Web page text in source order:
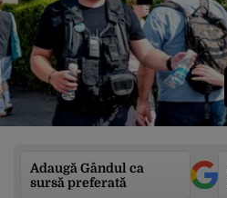
Adaugă Gândul ca
sursă preferată